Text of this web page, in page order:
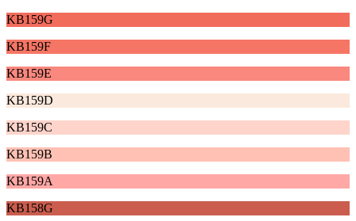
KB159G
KB159F
KB159E
KB159D
KB159C
KB159B
KB159A
KB158G